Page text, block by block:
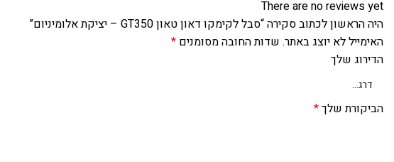
There are no reviews yet
היה הראשון לכתוב סקירה “סבל לקימקו דאון טאון GT350 – יציקת אלומיניום”
האימייל לא יוצג באתר. שדות החובה מסומנים *
הדירוג שלך
הביקורת שלך*